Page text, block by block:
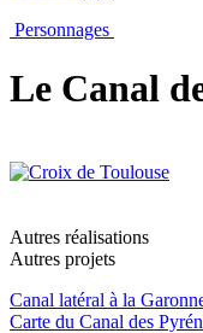
Personnages
Le Canal
Autres réalisations
Autres projets
Canal latéral à la
Carte du Canal des